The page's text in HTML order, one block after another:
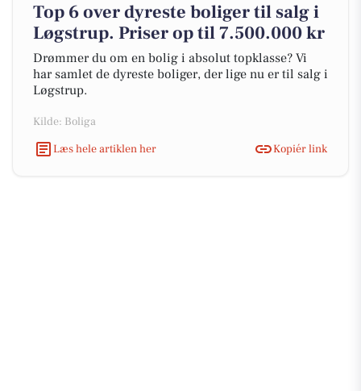
Top 6 over dyreste boliger til salg i
Løgstrup. Priser op til 7.500.000 kr
Drømmer du om en bolig i absolut topklasse? Vi
har samlet de dyreste boliger, der lige nu er til salg i
Løgstrup.
Kilde: Boliga
Læs hele artiklen her
Kopiér link